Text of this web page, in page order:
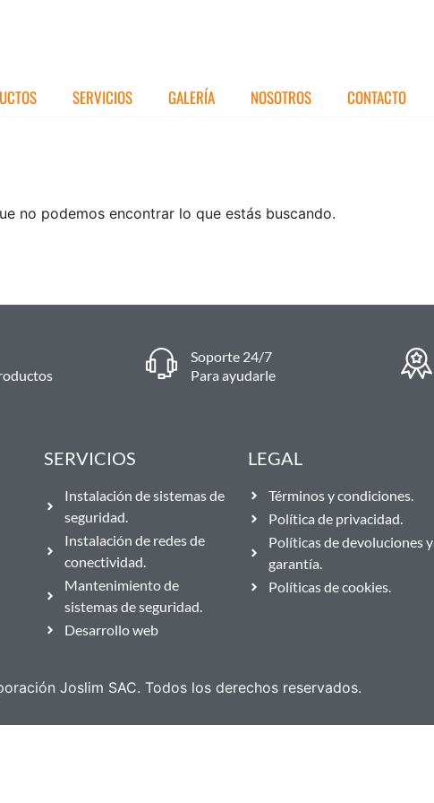
SERVICIOS GALERÍA NOSOTROS CONTACTO
no podemos encontrar lo que estás buscando.
Soporte 24/7
Para ayudarle
SERVICIOS
Instalación de sistemas de
seguridad.
Instalación de redes de
conectividad.
Mantenimiento de
sistemas de seguridad.
Desarrollo web
LEGAL
Términos y condiciones.
Política de privacidad.
Políticas de devoluciones y
garantía.
Políticas de cookies.
Joslim SAC. Todos los derechos reservados.